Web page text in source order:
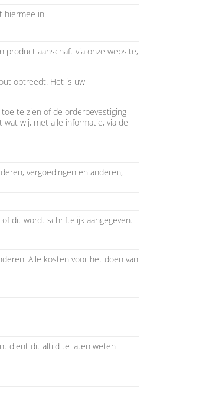
in.
product aanschaft via onze website,
optreedt. Het is uw
te zien of de orderbevestiging
wij, met alle informatie, via de
vergoedingen en anderen,
dit wordt schriftelijk aangegeven.
Alle kosten voor het doen van
dient dit altijd te laten weten